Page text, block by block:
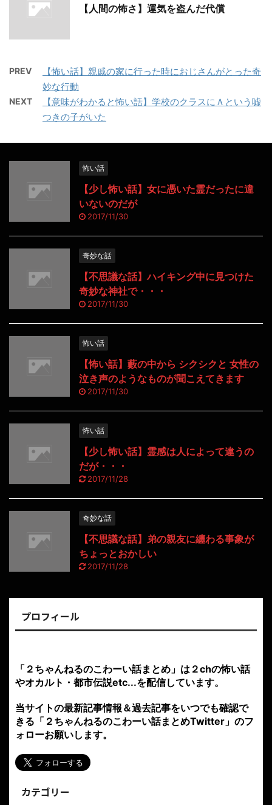
【人間の怖さ】運気を盗んだ代償
PREV
【怖い話】親戚の家に行った時におじさんがとった奇
妙な行動
NEXT
【意味がわかると怖い話】学校のクラスにＡという嘘
つきの子がいた
怖い話
【少し怖い話】女に憑いた霊だったに違
いないのだが
2017/11/30
奇妙な話
【不思議な話】ハイキング中に見つけた
奇妙な神社で・・・
2017/11/30
怖い話
【怖い話】藪の中から シクシクと 女性の
泣き声のようなものが聞こえてきます
2017/11/30
怖い話
【少し怖い話】霊感は人によって違うの
だが・・・
2017/11/28
奇妙な話
【不思議な話】弟の親友に纏わる事象が
ちょっとおかしい
2017/11/28
プロフィール
やオカルト・都市伝説etc...を配信しています。
当サイトの最新記事情報＆過去記事をいつでも確認で
きる「２ちゃんねるのこわーい話まとめTwitter」のフ